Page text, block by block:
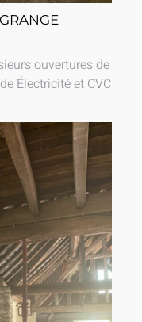
ouvertures de
Électricité et CVC